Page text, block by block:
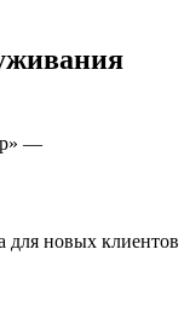
—
для новых клиентов